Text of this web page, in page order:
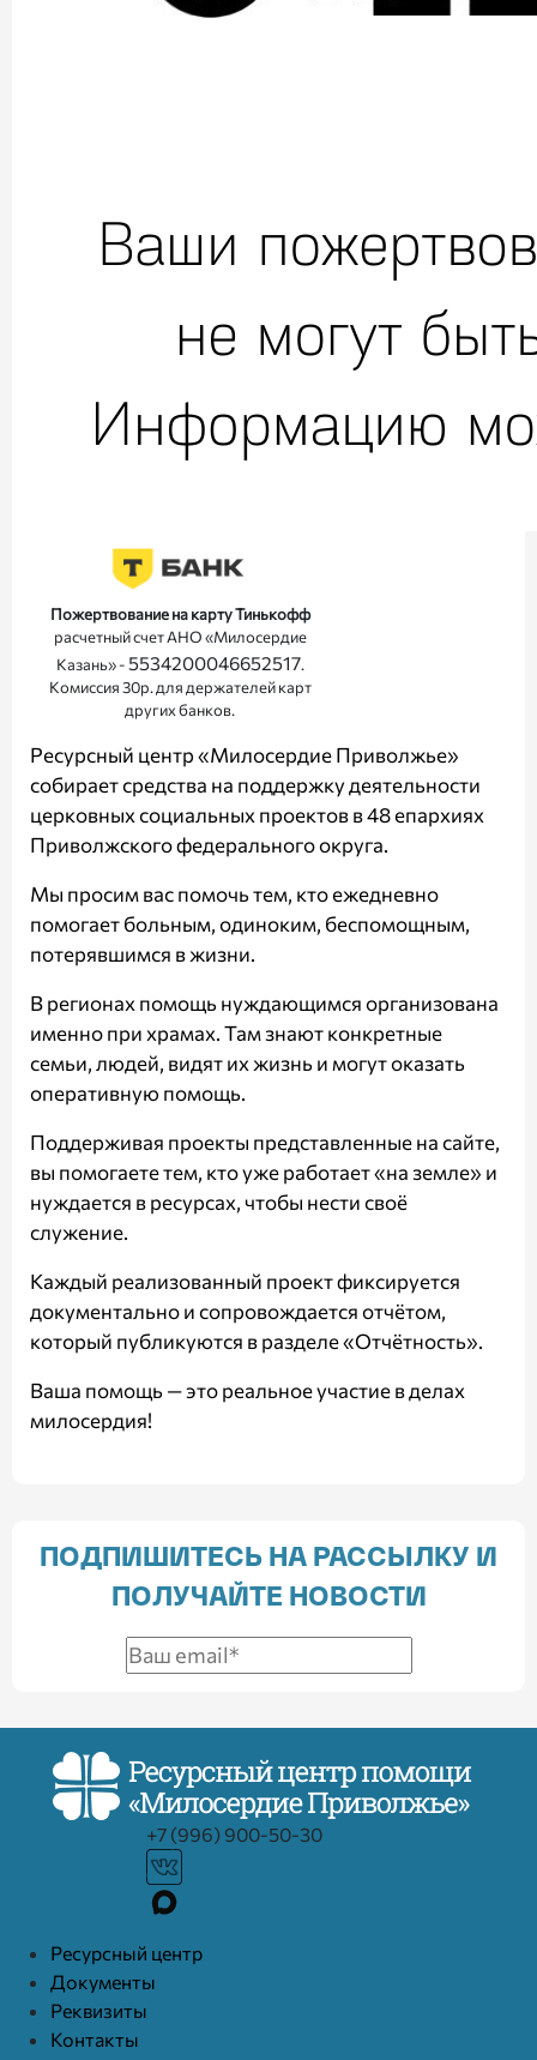
Пожертвование на карту Тинькофф
расчетный счет АНО «Милосердие
Казань» -5534200046652517.
Комиссия 30р. для держателей карт
других банков.
Ресурсный центр «Милосердие Приволжье»
собирает средства на поддержку деятельности
церковных социальных проектов в 48 епархиях
Приволжского федерального округа.
Мы просим вас помочь тем, кто ежедневно
помогает больным, одиноким, беспомощным,
потерявшимся в жизни.
В регионах помощь нуждающимся организована
именно при храмах. Там знают конкретные
семьи, людей, видят их жизнь и могут оказать
оперативную помощь.
Поддерживая проекты представленные на сайте,
вы помогаете тем, кто уже работает «на земле» и
нуждается в ресурсах, чтобы нести своё
служение.
Каждый реализованный проект фиксируется
документально и сопровождается отчётом,
который публикуются в разделе«Отчётность».
Ваша помощь — это реальное участие в делах
милосердия!
ПОДПИШИТЕСЬ НА РАССЫЛКУ И
ПОЛУЧАЙТЕ НОВОСТИ
+7 (996) 900-50-30
Ресурcный центр
Документы
Реквизиты
Контакты